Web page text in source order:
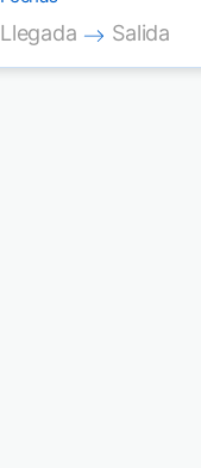
Press the down
Llegada
Press
Salida